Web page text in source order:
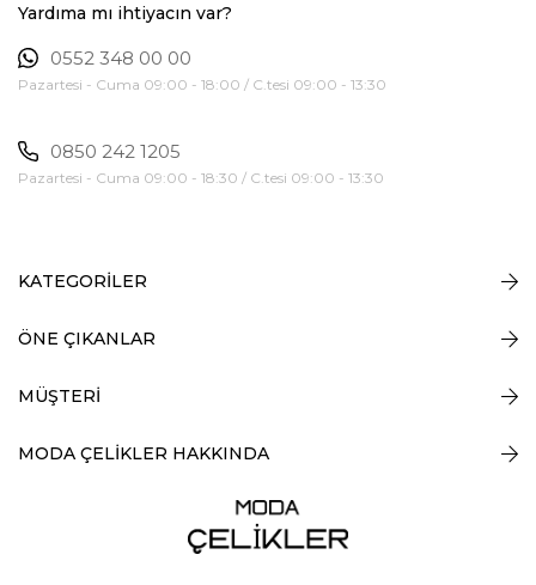
Yardıma mı ihtiyacın var?
0552 348 00 00
Pazartesi - Cuma 09:00 - 18:00 / C.tesi 09:00 - 13:30
0850 242 1205
Pazartesi - Cuma 09:00 - 18:30 / C.tesi 09:00 - 13:30
KATEGORİLER
ÖNE ÇIKANLAR
MÜŞTERİ
MODA ÇELİKLER HAKKINDA